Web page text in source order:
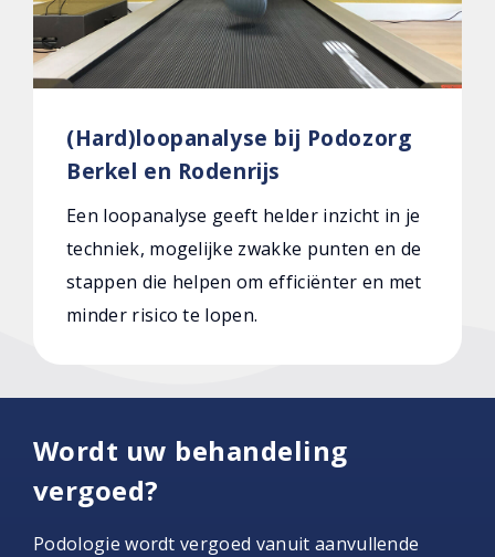
(Hard)loopanalyse bij Podozorg
Berkel en Rodenrijs
Een loopanalyse geeft helder inzicht in je
techniek, mogelijke zwakke punten en de
stappen die helpen om efficiënter en met
minder risico te lopen.
Wordt uw behandeling
vergoed?
Podologie wordt vergoed vanuit aanvullende